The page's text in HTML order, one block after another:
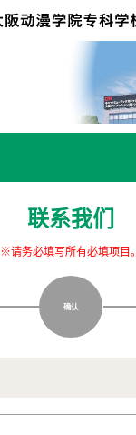
联系我们
※请务必填写所有必填项目。
确认